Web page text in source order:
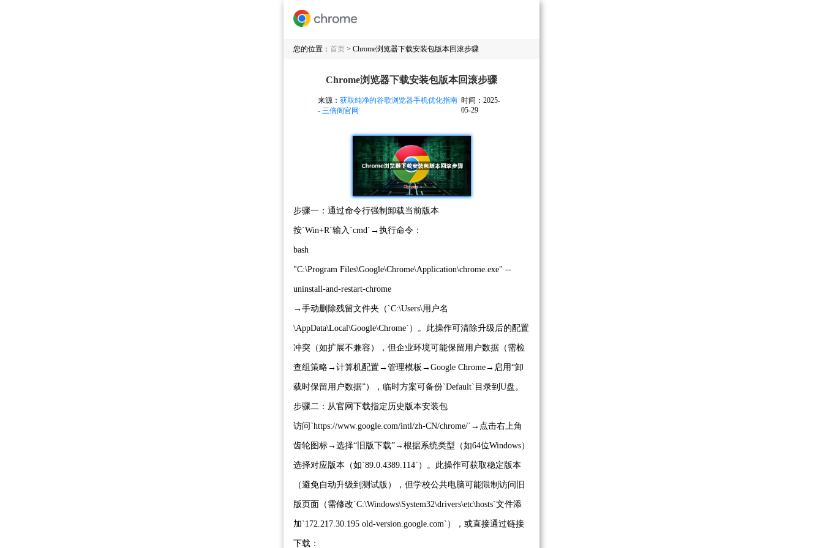
您的位置： 首页 > Chrome浏览器下载安装包版本回滚步骤
Chrome浏览器下载安装包版本回滚步骤
来源： 获取纯净的谷歌浏览器手机优化指南
- 三倍阁官网
时间：2025-
05-29
步骤一：通过命令行强制卸载当前版本
按`Win+R`输入`cmd`→执行命令：
bash
"C:\Program Files\Google\Chrome\Application\chrome.exe" --
uninstall-and-restart-chrome
→手动删除残留文件夹（`C:\Users\用户名
\AppData\Local\Google\Chrome`）。此操作可清除升级后的配置
冲突（如扩展不兼容），但企业环境可能保留用户数据（需检
查组策略→计算机配置→管理模板→Google Chrome→启用“卸
载时保留用户数据”），临时方案可备份`Default`目录到U盘。
步骤二：从官网下载指定历史版本安装包
访问`https://www.google.com/intl/zh-CN/chrome/`→点击右上角
齿轮图标→选择“旧版下载”→根据系统类型（如64位Windows）
选择对应版本（如`89.0.4389.114`）。此操作可获取稳定版本
（避免自动升级到测试版），但学校公共电脑可能限制访问旧
版页面（需修改`C:\Windows\System32\drivers\etc\hosts`文件添
加`172.217.30.195 old-version.google.com`），或直接通过链接
下载：